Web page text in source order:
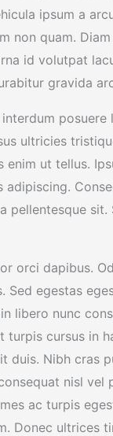
ipsum a
non quam.
id volutpat
gravida
ultricies
enim ut tellus.
adipiscing.
pellentesque
orci dapibus.
Sed egestas
libero nunc
cursus in
duis. Nibh cras
nisl
ac turpis
Donec ultrices